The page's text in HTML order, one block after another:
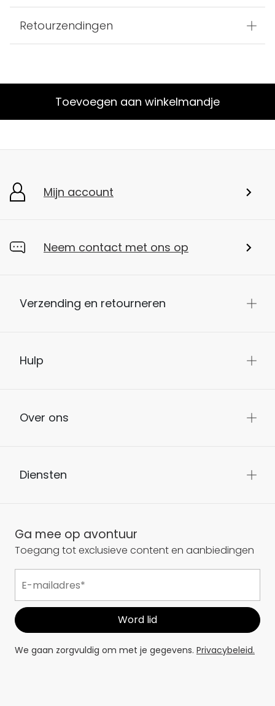
Retourzendingen
Toevoegen aan winkelmandje
Mijn account
Neem contact met ons op
Verzending en retourneren
Hulp
Over ons
Diensten
Ga mee op avontuur
Toegang tot exclusieve content en aanbiedingen
We gaan zorgvuldig om met je gegevens. Privacybeleid.